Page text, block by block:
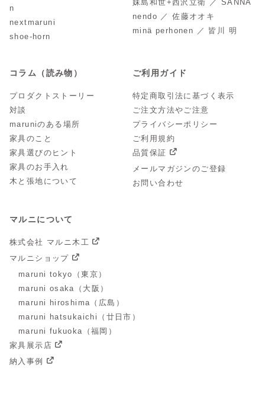
n
nextmaruni
shoe-horn
妹島和世+西沢立衛 ／ SANNA
nendo ／ 佐藤オオキ
minä perhonen ／ 皆川 明
コラム（読み物）
プロダクトストーリー
対談
maruniのある場所
家具のこと
家具選びのヒント
家具のお手入れ
木と張地について
ご利用ガイド
特定商取引法に基づく表示
ご注文方法やご注意
プライバシーポリシー
ご利用規約
品質保証
メールマガジンのご登録
お問い合わせ
マルニについて
株式会社 マルニ木工
マルニショップ
maruni tokyo（東京）
maruni osaka（大阪）
maruni hiroshima（広島）
maruni hatsukaichi（廿日市）
maruni fukuoka（福岡）
家具展示店
納入事例